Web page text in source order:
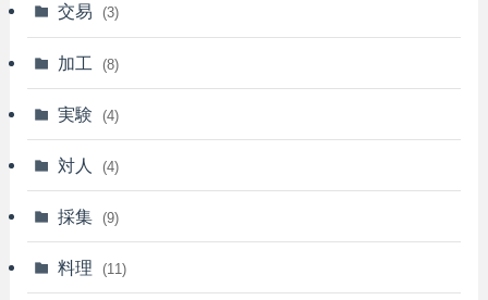
交易 (3)
加工 (8)
実験 (4)
対人 (4)
採集 (9)
料理 (11)